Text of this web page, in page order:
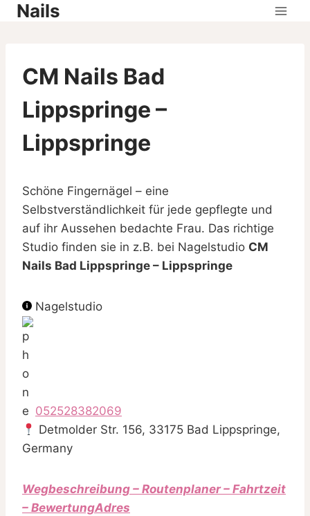
SkipNails
CM Nails Bad
Lippspringe –
Lippspringe
Schöne Fingernägel – eine
Selbstverständlichkeit für jede gepflegte und
auf ihr Aussehen bedachte Frau. Das richtige
Studio finden sie in z.B. bei Nagelstudio CM
Nails Bad Lippspringe – Lippspringe
Nagelstudio
052528382069
Detmolder Str. 156, 33175 Bad Lippspringe,
Germany
Wegbeschreibung – Routenplaner – Fahrtzeit
– BewertungAdres